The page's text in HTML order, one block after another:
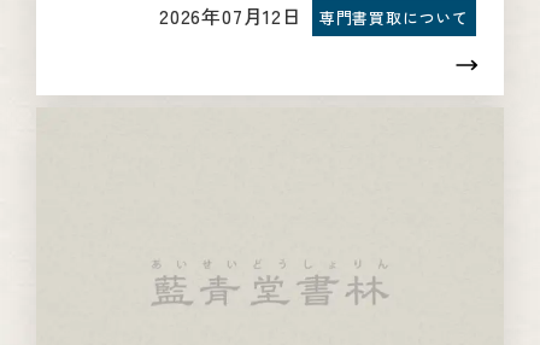
2026年07月12日 専門書買取について